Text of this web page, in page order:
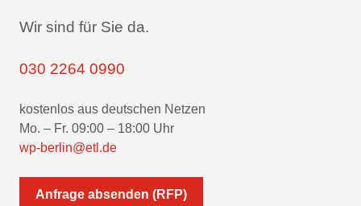
Wir sind für Sie da.
030 2264 0990
kostenlos aus deutschen Netzen
Mo. – Fr. 09:00 – 18:00 Uhr
wp-berlin@etl.de
Anfrage absenden (RFP)